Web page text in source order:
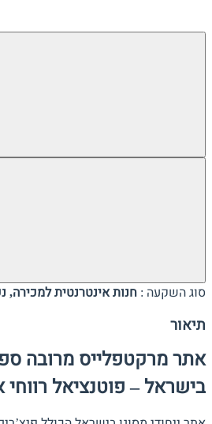
סוג השקעה : חנות אינטרנטית למכירה,
תיאור
אתר מרקטפלייס מרובה
בישראל – פוטנציאל רווחי